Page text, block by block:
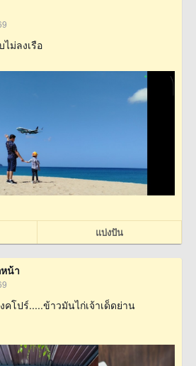
ม่ลงเรือ
แบ่งปัน
น้า
คโปร์.....ข้าวมันไก่เจ้าเด็ดย่าน